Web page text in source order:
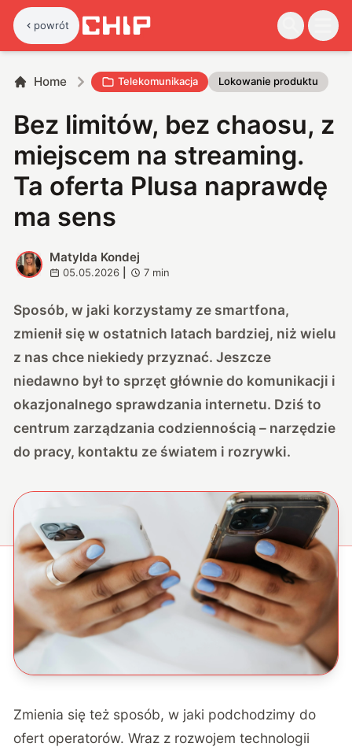
powrót
Home Telekomunikacja Lokowanie produktu
Bez limitów, bez chaosu, z
miejscem na streaming.
Ta oferta Plusa naprawdę
ma sens
M
Matylda Kondej
05.05.2026 7 min
Sposób, w jaki korzystamy ze smartfona,
zmienił się w ostatnich latach bardziej, niż wielu
z nas chce niekiedy przyznać. Jeszcze
niedawno był to sprzęt głównie do komunikacji i
okazjonalnego sprawdzania internetu. Dziś to
centrum zarządzania codziennością – narzędzie
do pracy, kontaktu ze światem i rozrywki.
Zmienia się też sposób, w jaki podchodzimy do
ofert operatorów. Wraz z rozwojem technologii